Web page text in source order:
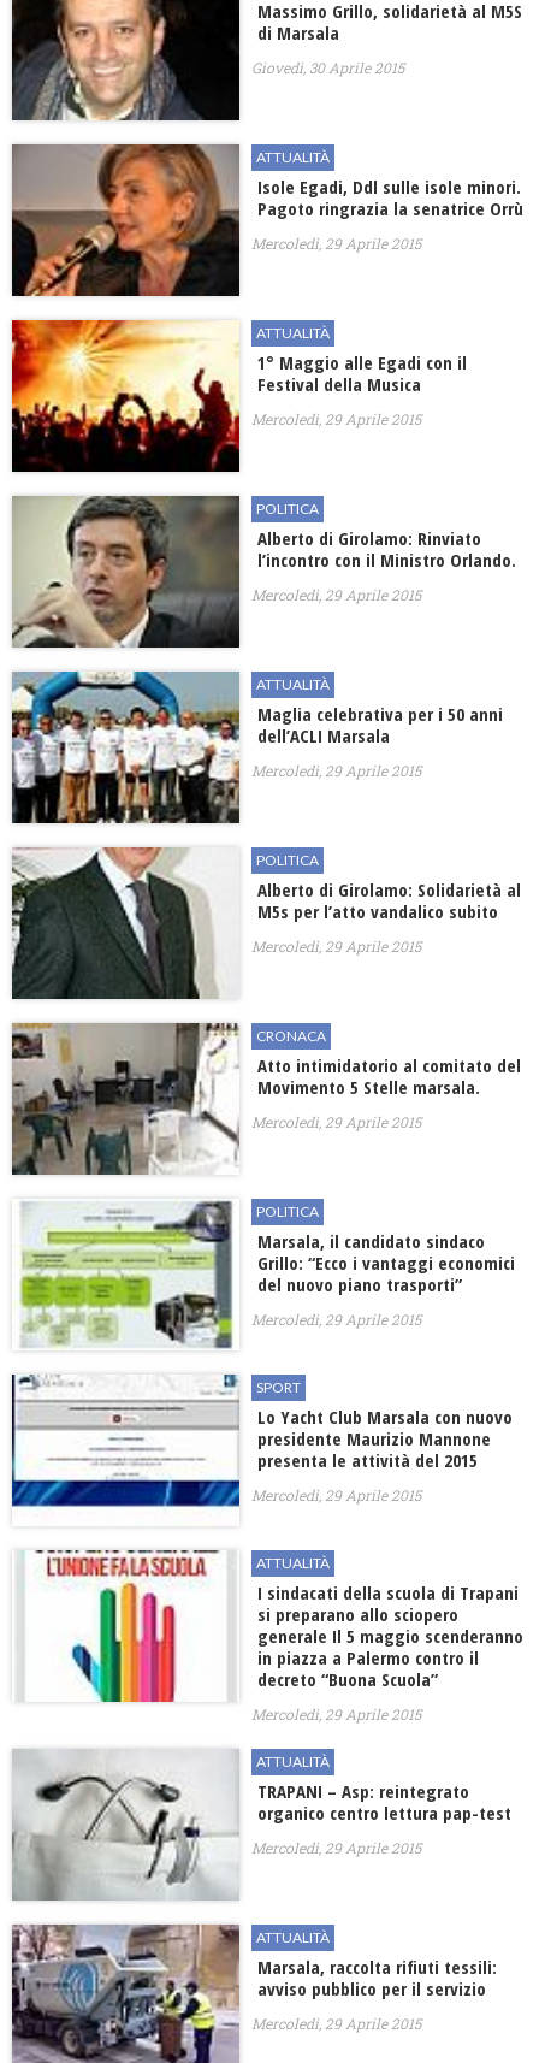
Massimo Grillo, solidarietà al M5S
di Marsala
Giovedì, 30 Aprile 2015
ATTUALITÀ
Isole Egadi, Ddl sulle isole minori.
Pagoto ringrazia la senatrice Orrù
Mercoledì, 29 Aprile 2015
ATTUALITÀ
1° Maggio alle Egadi con il
Festival della Musica
Mercoledì, 29 Aprile 2015
POLITICA
Alberto di Girolamo: Rinviato
l’incontro con il Ministro Orlando.
Mercoledì, 29 Aprile 2015
ATTUALITÀ
Maglia celebrativa per i 50 anni
dell’ACLI Marsala
Mercoledì, 29 Aprile 2015
POLITICA
Alberto di Girolamo: Solidarietà al
M5s per l’atto vandalico subito
Mercoledì, 29 Aprile 2015
CRONACA
Atto intimidatorio al comitato del
Movimento 5 Stelle marsala.
Mercoledì, 29 Aprile 2015
POLITICA
Marsala, il candidato sindaco
Grillo: “Ecco i vantaggi economici
del nuovo piano trasporti”
Mercoledì, 29 Aprile 2015
SPORT
Lo Yacht Club Marsala con nuovo
presidente Maurizio Mannone
presenta le attività del 2015
Mercoledì, 29 Aprile 2015
ATTUALITÀ
I sindacati della scuola di Trapani
si preparano allo sciopero
generale Il 5 maggio scenderanno
in piazza a Palermo contro il
decreto “Buona Scuola”
Mercoledì, 29 Aprile 2015
ATTUALITÀ
TRAPANI – Asp: reintegrato
organico centro lettura pap-test
Mercoledì, 29 Aprile 2015
ATTUALITÀ
Marsala, raccolta rifiuti tessili:
avviso pubblico per il servizio
Mercoledì, 29 Aprile 2015